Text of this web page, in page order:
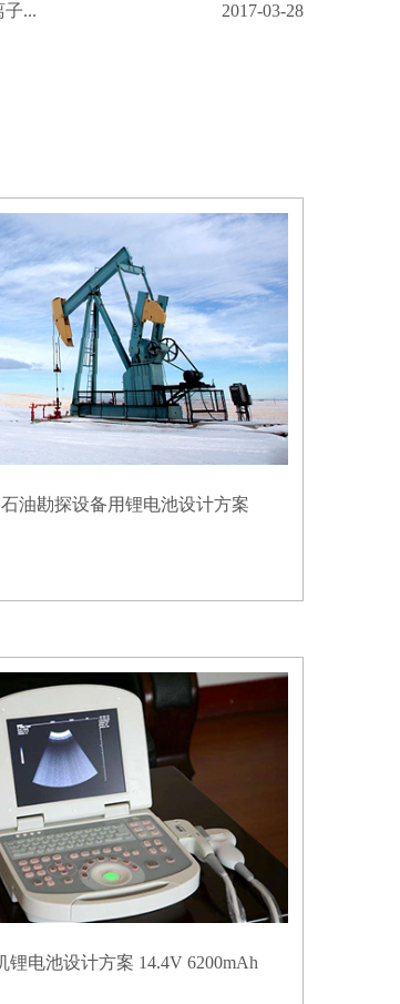
... 2017-03-28
石油勘探设备用锂电池设计方案
锂电池设计方案 14.4V 6200mAh